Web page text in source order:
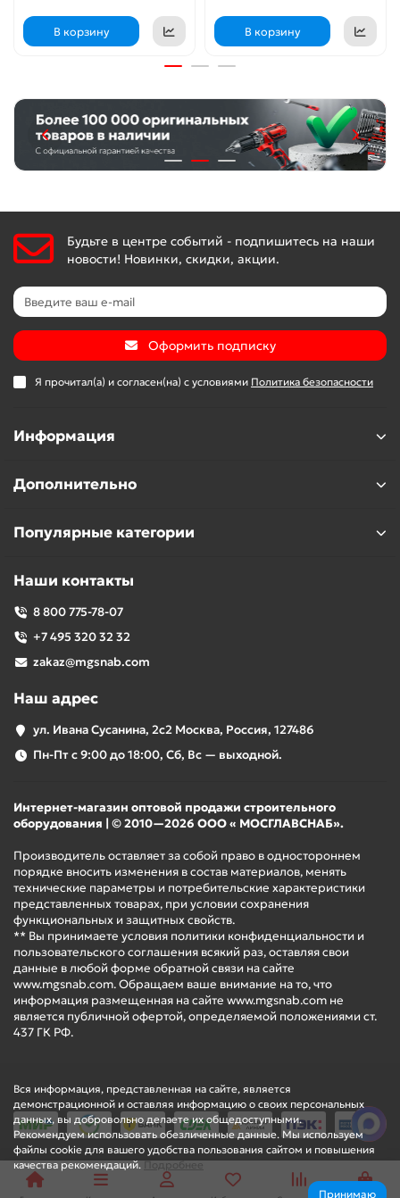
В корзину В корзину
Вся информация, представленная на сайте, является
демонстрационной и оставляя информацию о своих персональных
данных, вы добровольно делаете их общедоступными.
Рекомендуем использовать обезличенные данные. Мы используем
файлы cookie для вашего удобства пользования сайтом и повышения
качества рекомендаций.Подробнее
Принимаю
Будьте в центре событий - подпишитесь на наши
новости! Новинки, скидки, акции.
Оформить подписку
Я прочитал(а) и согласен(на) с условиями Политика безопасности
Информация
Дополнительно
Популярные категории
Наши контакты
8 800 775-78-07
+7 495 320 32 32
zakaz@mgsnab.com
Наш адрес
ул. Ивана Сусанина, 2с2 Москва, Россия, 127486
Пн-Пт с 9:00 до 18:00, Сб, Вс — выходной.
Интернет-магазин оптовой продажи строительного
оборудования | © 2010—2026 ООО « МОСГЛАВСНАБ».
Производитель оставляет за собой право в одностороннем
порядке вносить изменения в состав материалов, менять
технические параметры и потребительские характеристики
представленных товарах, при условии сохранения
функциональных и защитных свойств.
** Вы принимаете условия политики конфиденциальности и
пользовательского соглашения всякий раз, оставляя свои
данные в любой форме обратной связи на сайте
www.mgsnab.com. Обращаем ваше внимание на то, что
информация размещенная на сайте www.mgsnab.com не
является публичной офертой, определяемой положениями ст.
437 ГК РФ.